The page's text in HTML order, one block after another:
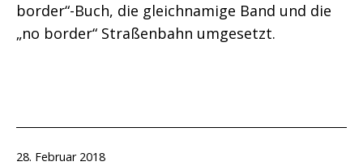
border“-Buch, die gleichnamige Band und die
„no border“ Straßenbahn umgesetzt.
Veröffentlicht
28. Februar 2018